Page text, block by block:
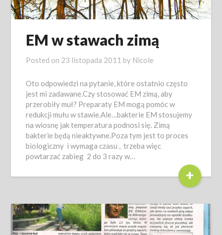
EM w stawach zimą
Posted on 23 listopada 2011 by Nicole
Oto odpowiedzi na pytanie, które ostatnio często
jest mi zadawane.Czy stosować EM zimą, aby
przerobiły muł? Preparaty EM mogą pomóc w
redukcji mułu w stawie.Ale…bakterie EM stosujemy
na wiosnę jak temperatura podnosi się. Zimą
bakterie będą nieaktywne.Poza tym jest to proces
biologiczny i wymaga czasu , trzeba więc
powtarzać zabieg 2 do 3 razy w…
+